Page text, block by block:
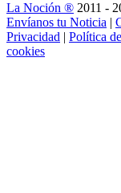
La Noción ® 2011 -
Envíanos tu Noticia |
Privacidad | Política
cookies